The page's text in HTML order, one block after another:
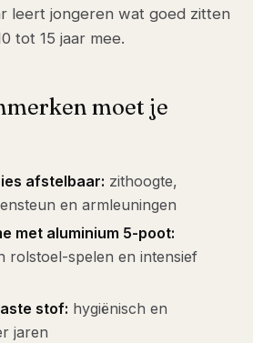
leert jongeren wat goed zitten
tot 15 jaar mee.
moet je
afstelbaar: zithoogte,
en armleuningen
met aluminium 5-poot:
rolstoel-spelen en intensief
stof: hygiënisch en
jaren